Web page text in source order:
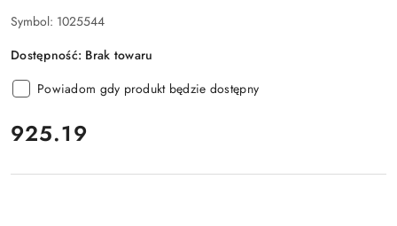
Symbol: 1025544
Dostępność: Brak towaru
Powiadom gdy produkt będzie dostępny
cena:
925.19